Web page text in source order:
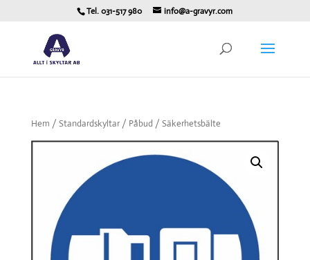
Tel. 031-517 980 info@a-gravyr.com
Hem / Standardskyltar/ Påbud / Säkerhetsbälte